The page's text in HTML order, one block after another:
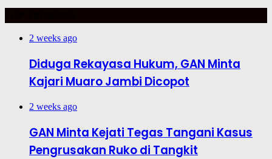
2 weeks ago
Diduga Rekayasa Hukum, GAN Minta
Kajari Muaro Jambi Dicopot
2 weeks ago
GAN Minta Kejati Tegas Tangani Kasus
Pengrusakan Ruko di Tangkit